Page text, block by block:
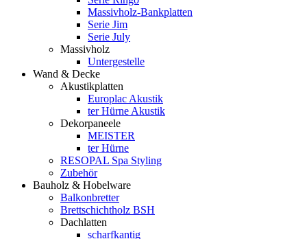
Massivholz-Bankplatten
Serie Jim
Serie July
Massivholz
Untergestelle
Wand & Decke
Akustikplatten
Europlac Akustik
ter Hürne Akustik
Dekorpaneele
MEISTER
ter Hürne
RESOPAL Spa Styling
Zubehör
Bauholz & Hobelware
Balkonbretter
Brettschichtholz BSH
Dachlatten
scharfkantig